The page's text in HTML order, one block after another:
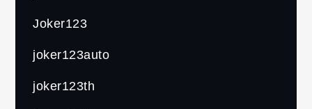
Joker123
joker123auto
joker123th